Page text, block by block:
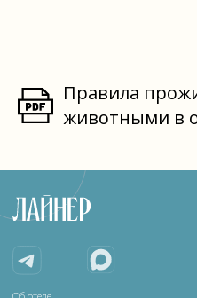
Правила
животными в